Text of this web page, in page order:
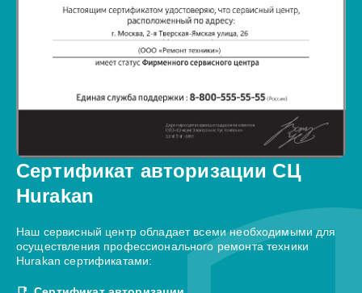
Сертификат авторизации СЦ
Hurakan
Наш сервисный центр обладает всеми необходимыми для
осуществления профессионального ремонта техники
Hurakan сертификатами: